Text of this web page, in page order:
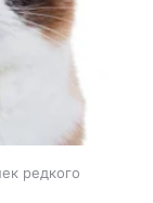
редкого